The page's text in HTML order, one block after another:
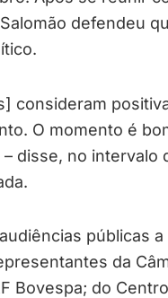
defendeu
consideram
O momento é
disse, no intervalo
públicas
da
Bovespa; do Centro